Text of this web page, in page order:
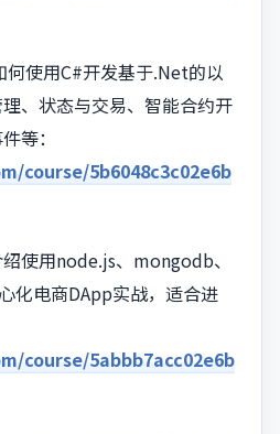
使用C#开发基于.Net的以
、状态与交易、智能合约开
等：
course/5b6048c3c02e6b
使用node.js、mongodb、
化电商DApp实战，适合进
course/5abbb7acc02e6b